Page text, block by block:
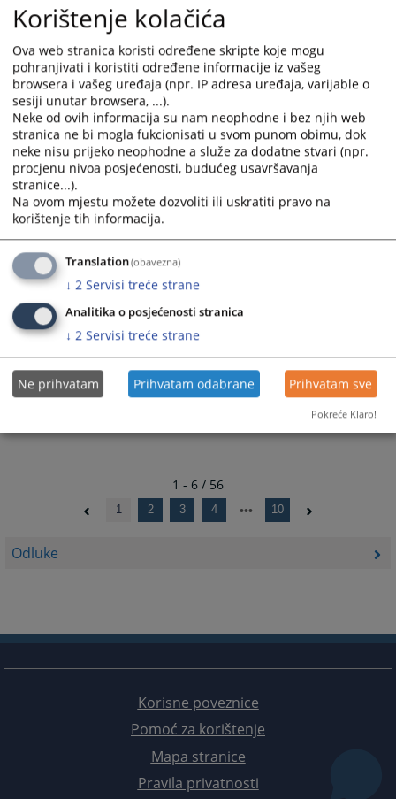
Odluke
calendar
and
select
a
date.
Press
the
question
mark
key
to
get
the
keyboard
for
changing
dates.
calendar
and
select
a
Press
the
question
mark
key
get
for
dates.
06.07.2026.
22.06.2026.
Odluku o pokretanju postupka javne nabavke usluga
čišćenja i održavanje uredskih prostorija
22.06.2026.
Odluku o pokretanju postupka javne nabavke robe goriva
za službena vozila
Odluka o izboru najpovoljnijeg ponuđača
26.08.2025.
Odluka o pokretanju postupka javne nabavke
1 - 6 / 56
1 2 3 4 10
Korisne poveznice
Pomoć za korištenje
Mapa stranice
Pravila privatnosti
Korištenje kolačića
Ova web stranica koristi određene skripte koje mogu
pohranjivati i koristiti određene informacije iz vašeg
browsera i vašeg uređaja (npr. IP adresa uređaja, varijable o
sesiji unutar browsera, ...).
Neke od ovih informacija su nam neophodne i bez njih web
stranica ne bi mogla fukcionisati u svom punom obimu, dok
neke nisu prijeko neophodne a služe za dodatne stvari (npr.
procjenu nivoa posjećenosti, budućeg usavršavanja
stranice...).
Na ovom mjestu možete dozvoliti ili uskratiti pravo na
korištenje tih informacija.
Translation(obavezna)
↓ 2 Servisi treće strane
Analitika o posjećenosti stranica
↓ 2 Servisi treće strane
Ne prihvatam Prihvatam odabrane Prihvatam sve
Pokreće Klaro!